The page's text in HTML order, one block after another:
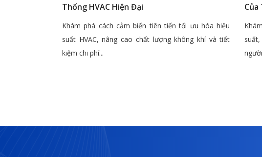
Thống HVAC Hiện Đại
Khám phá cách cảm biến tiên tiến tối ưu hóa hiệu
suất HVAC, nâng cao chất lượng không khí và tiết
kiệm chi phí...
Của